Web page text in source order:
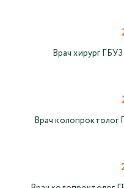
Врач хирург
Врач колопроктолог